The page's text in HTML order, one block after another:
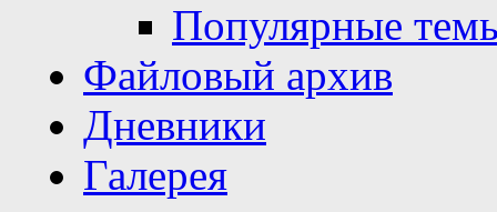
Популярные
Файловый архив
Дневники
Галерея